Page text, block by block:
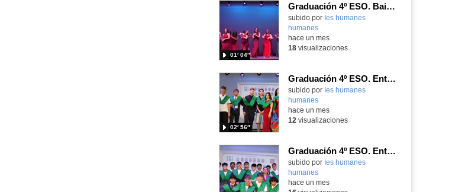
Graduación 4º ESO. Baile final alumnos
subido por Ies humanes
humanes
01′ 04″
-
hace un mes
18visualizaciones
Graduación 4º ESO. Entrega de bandas 4º Div
subido por Ies humanes
humanes
02′ 56″
-
hace un mes
12 visualizaciones
Graduación 4º ESO. Entrega de bandas 4ºB
subido por Ies humanes
humanes-
hace un mes